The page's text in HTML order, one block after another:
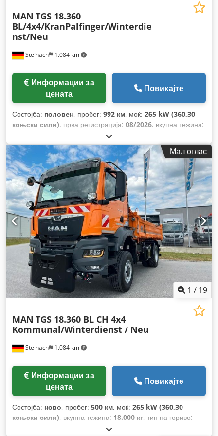
Steinach 1.084 km
MAN TGS 18.360
BL/4x4/KranPalfinger/Winterdie
nst/Neu
цената
Повикајте
Состојба: половен, пробег: 992 км, моќ: 265 kW (360,30
коњски сили), прва регистрација: 08/2026, вкупна тежина:
дизел
конфигурација на оските:2 оски, следен преглед (TÜV):
08/2027
, тип на пренос:автоматски, ширина на товарниот
простор:2.450 мм, должина на товарниот простор: 4.200
мм, висина на просторот за товарење:600 мм
, Година на
изградба:2026, Опрема:ABS, грејач за паркирање,
електронска програма за стабилност (ESP), клима уред,
кран, погон на сите тркала,
Мал оглас
1 / 19
Steinach 1.084 km
MAN TGS 18.360 BL CH 4x4
Kommunal/Winterdienst / Neu
цената
Повикајте
Состојба: ново, пробег: 500 км, моќ: 265 kW (360,30
коњски сили), вкупна тежина: 18.000 кг, тип на гориво:
, конфигурација на оските: